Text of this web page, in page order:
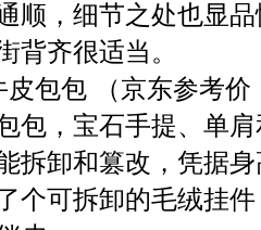
顺，细节之处也显
背齐很适当。
包包 （京东参考价
包，宝石手提、单
拆卸和篡改，凭据
个可拆卸的毛绒挂